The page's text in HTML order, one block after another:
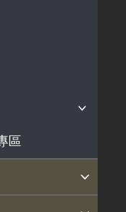
究報告
區